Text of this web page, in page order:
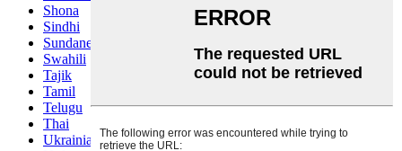
Shona
Sindhi
Sundanese
Swahili
Tajik
Tamil
Telugu
Thai
Ukrainian